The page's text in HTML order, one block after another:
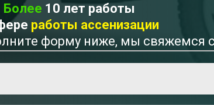
Более 10 лет работы
работы ассенизации
форму ниже, мы